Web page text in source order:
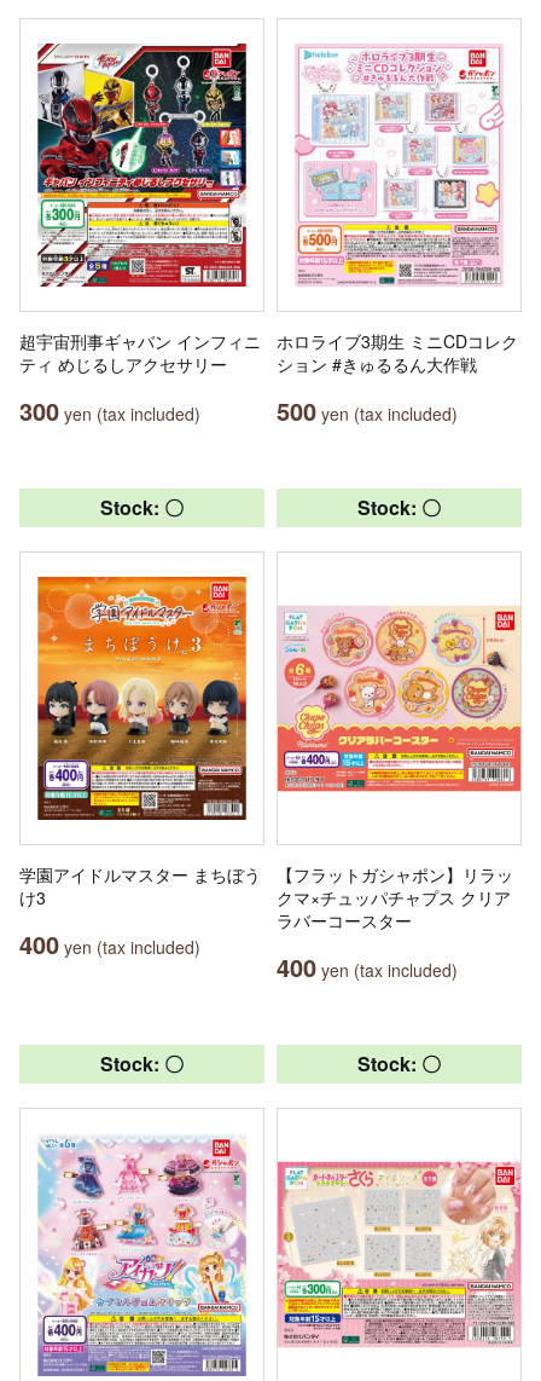
超宇宙刑事ギャバン インフィニ
ティ めじるしアクセサリー
300 yen (tax included)
ホロライブ3期生 ミニCDコレク
ション #きゅるるん大作戦
500 yen (tax included)
Stock: 〇
学園アイドルマスター まちぼう
け3
400 yen (tax included)
Stock: 〇
【フラットガシャポン】リラッ
クマ×チュッパチャプス クリア
ラバーコースター
400 yen (tax included)
Stock: 〇 Stock: 〇